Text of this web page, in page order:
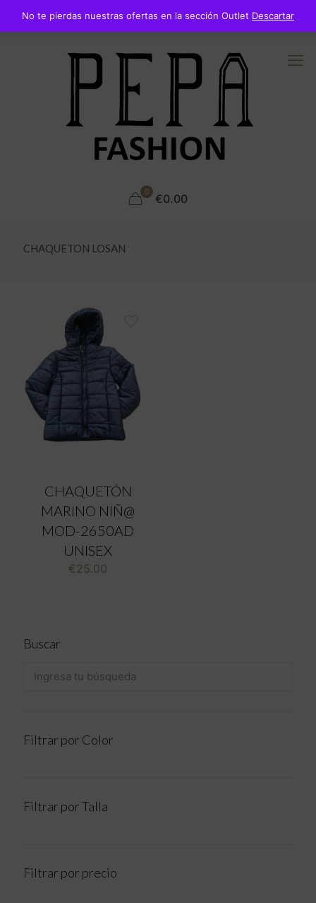
0 €0.00
CHAQUETON LOSAN
CHAQUETÓN
MARINO NIÑ@
MOD-2650AD
UNISEX
€25.00
Buscar
Filtrar por Color
Filtrar por Talla
Filtrar por precio
No te pierdas nuestras ofertas en la sección Outlet Descartar